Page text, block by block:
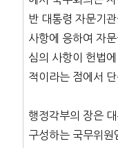
반 대통령 자문기
사항에 응하여 자
심의 사항이 헌법
적이라는 점에서
행정각부의 장은
구성하는 국무위원